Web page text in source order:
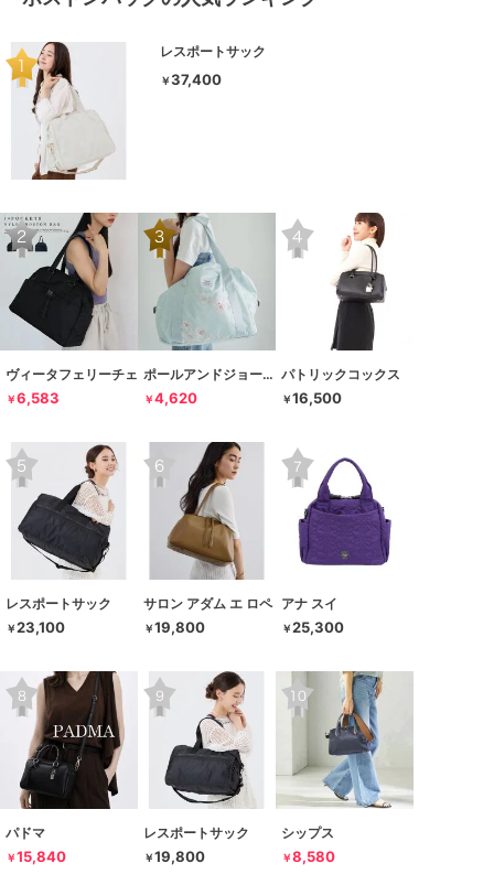
レスポートサック
￥37,400
ヴィータフェリーチェ
￥6,583
ポールアンドジョーアクセソワ
￥4,620
パトリックコックス
￥16,500
レスポートサック
￥23,100
サロン アダム エ ロペ
￥19,800
アナ スイ
￥25,300
パドマ
￥15,840
レスポートサック
￥19,800
シップス
￥8,580